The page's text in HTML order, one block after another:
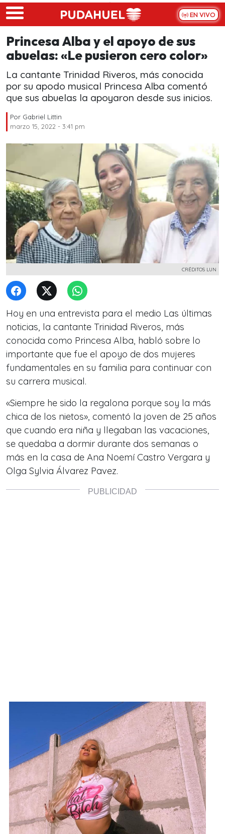
Skip to main content
EN VIVO
Princesa Alba y el apoyo de sus
abuelas: «Le pusieron cero color»
La cantante Trinidad Riveros, más conocida
por su apodo musical Princesa Alba comentó
que sus abuelas la apoyaron desde sus inicios.
Por Gabriel Littin
marzo 15, 2022 - 3:41 pm
CRÉDITOS LUN
Hoy en una entrevista para el medio Las últimas
noticias, la cantante Trinidad Riveros, más
conocida como Princesa Alba, habló sobre lo
importante que fue el apoyo de dos mujeres
fundamentales en su familia para continuar con
su carrera musical.
«Siempre he sido la regalona porque soy la más
chica de los nietos», comentó la joven de 25 años
que cuando era niña y llegaban las vacaciones,
se quedaba a dormir durante dos semanas o
más en la casa de Ana Noemí Castro Vergara y
Olga Sylvia Álvarez Pavez.